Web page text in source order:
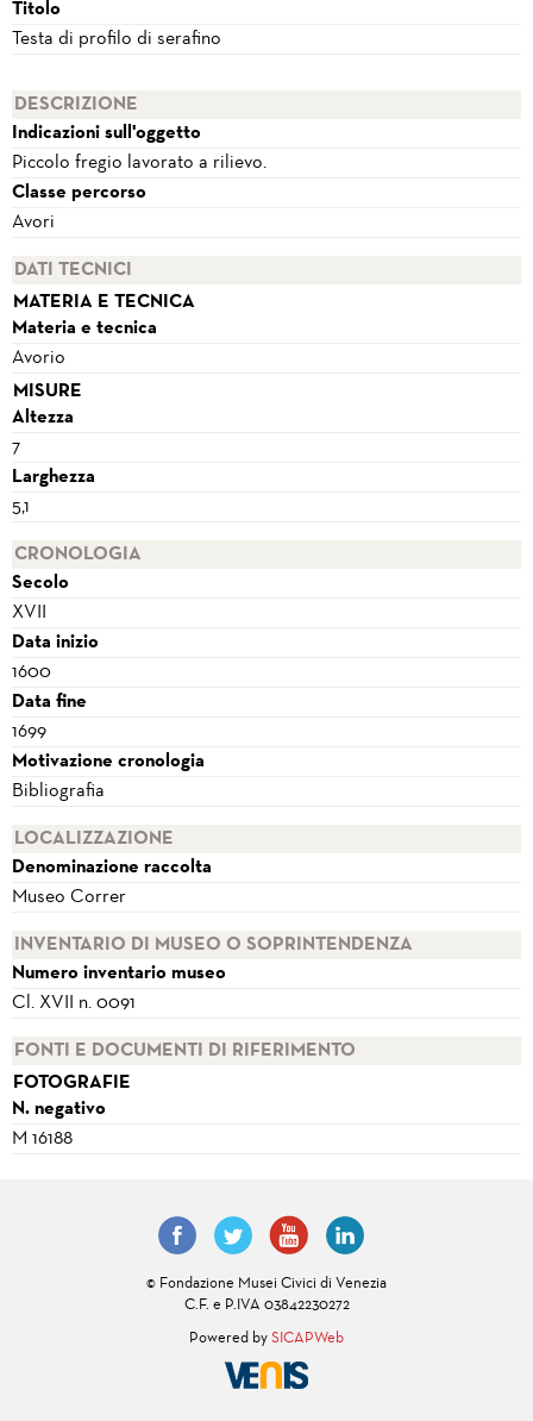
Titolo
Testa di profilo di serafino
DESCRIZIONE
Indicazioni sull'oggetto
Piccolo fregio lavorato a rilievo.
Classe percorso
Avori
DATI TECNICI
MATERIA E TECNICA
Materia e tecnica
Avorio
MISURE
Altezza
7
Larghezza
5,1
CRONOLOGIA
Secolo
XVII
Data inizio
1600
Data fine
1699
Motivazione cronologia
Bibliografia
LOCALIZZAZIONE
Denominazione raccolta
Museo Correr
INVENTARIO DI MUSEO O SOPRINTENDENZA
Numero inventario museo
Cl. XVII n. 0091
FONTI E DOCUMENTI DI RIFERIMENTO
FOTOGRAFIE
N. negativo
M 16188
© Fondazione Musei Civici di Venezia
C.F. e P.IVA 03842230272
Powered by SICAPWeb